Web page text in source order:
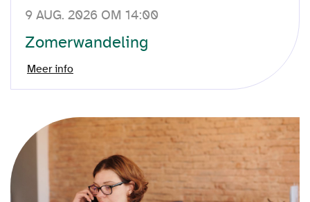
9 AUG. 2026 OM 14:00
Zomerwandeling
Meer info